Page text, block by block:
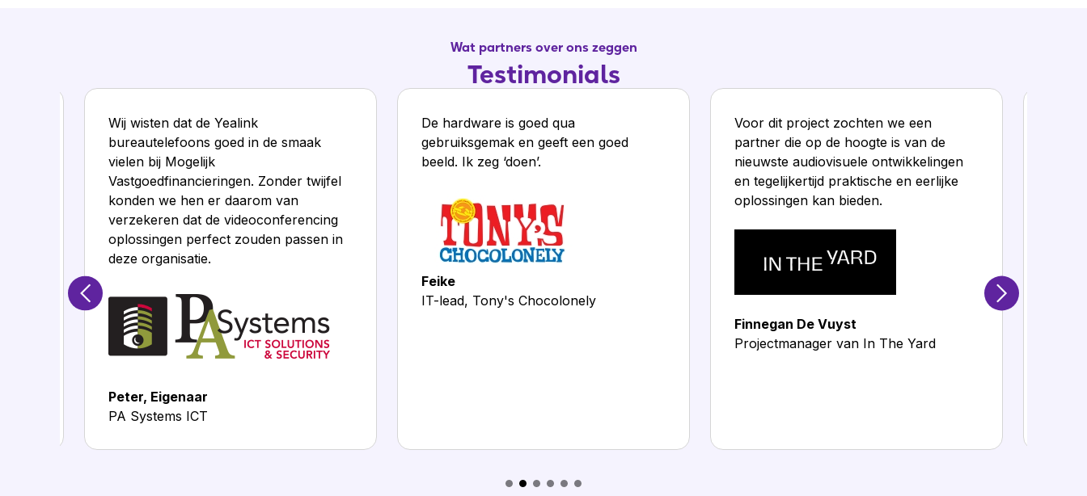
Wat partners over ons zeggen
Testimonials
Wij wisten dat de Yealink
bureautelefoons goed in de smaak
vielen bij Mogelijk
Vastgoedfinancieringen. Zonder twijfel
konden we hen er daarom van
verzekeren dat de videoconferencing
oplossingen perfect zouden passen in
deze organisatie.
Peter, Eigenaar
PA Systems ICT
De hardware is goed qua
gebruiksgemak en geeft een goed
beeld. Ik zeg ‘doen’.
Feike
IT-lead, Tony's Chocolonely
Voor dit project zochten we een
partner die op de hoogte is van de
nieuwste audiovisuele ontwikkelingen
en tegelijkertijd praktische en eerlijke
oplossingen kan bieden.
Finnegan De Vuyst
Projectmanager van In The Yard